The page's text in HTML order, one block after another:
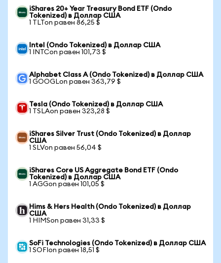
iShares 20+ Year Treasury Bond ETF (Ondo
Tokenized) в Доллар США
1 TLTon равен 86,25 $
Intel (Ondo Tokenized) в Доллар США
1 INTCon равен 101,73 $
Alphabet Class A (Ondo Tokenized) в Доллар США
1 GOOGLon равен 363,79 $
Tesla (Ondo Tokenized) в Доллар США
1 TSLAon равен 323,28 $
iShares Silver Trust (Ondo Tokenized) в Доллар
США
1 SLVon равен 56,04 $
iShares Core US Aggregate Bond ETF (Ondo
Tokenized) в Доллар США
1 AGGon равен 101,05 $
Hims & Hers Health (Ondo Tokenized) в Доллар
США
1 HIMSon равен 31,33 $
SoFi Technologies (Ondo Tokenized) в Доллар США
1 SOFIon равен 18,51 $